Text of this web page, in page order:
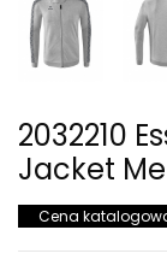
2032210
Jacket
Cena